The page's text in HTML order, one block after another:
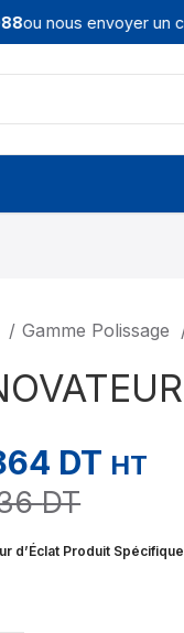
ou nous envoyer un
Gamme Polissage
DT HT
DT
d’Éclat Produit